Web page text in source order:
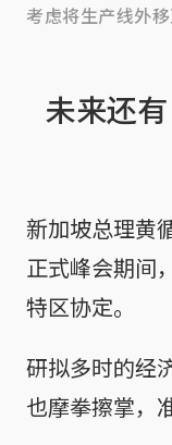
考虑将生产线外
未来还
新加坡总理黄
正式峰会期间
特区协定。
研拟多时的经
也摩拳擦掌，